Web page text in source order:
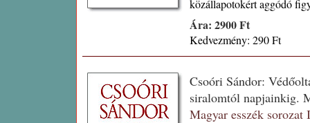
közállapotokért aggódó
Ára: 2900 Ft
Kedvezmény: 290 Ft
Csoóri Sándor:
siralomtól napjainkig.
Magyar esszék sorozat